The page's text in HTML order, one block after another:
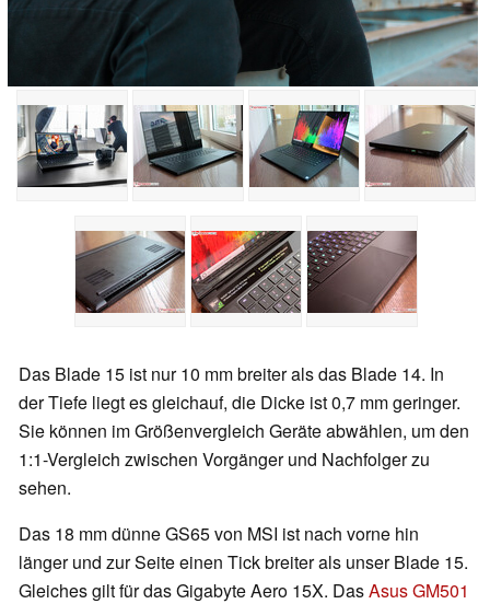
Das Blade 15 ist nur 10 mm breiter als das Blade 14. In
der Tiefe liegt es gleichauf, die Dicke ist 0,7 mm geringer.
Sie können im Größenvergleich Geräte abwählen, um den
1:1-Vergleich zwischen Vorgänger und Nachfolger zu
sehen.
Das 18 mm dünne GS65 von MSI ist nach vorne hin
länger und zur Seite einen Tick breiter als unser Blade 15.
Gleiches gilt für das Gigabyte Aero 15X. DasAsus GM501